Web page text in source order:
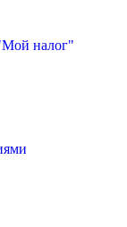
налог"